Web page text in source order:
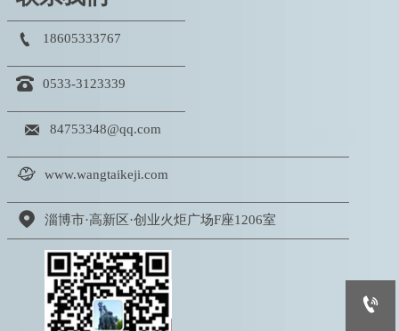
 18605333767
 0533-3123339
 84753348@qq.com
 www.wangtaikeji.com
 淄博市·高新区·创业火炬广场F座1206室
